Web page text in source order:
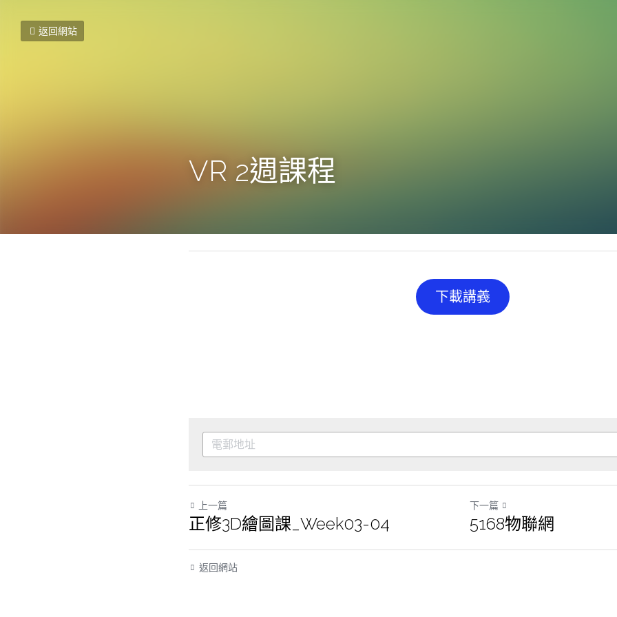
返回網站
VR 2週課程
2021年11月29日
下載講義
上一篇
正修3D繪圖課_Week03-04
下一篇
5168物聯網